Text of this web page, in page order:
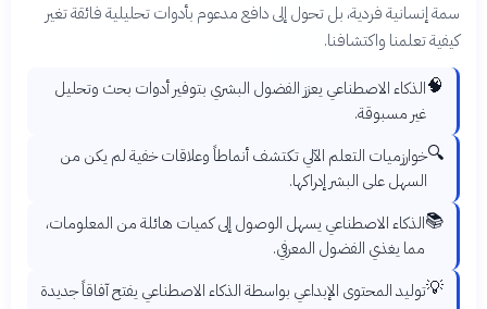
سمة إنسانية فردية، بل تحول إلى دافع مدعوم بأدوات تحليلية فائقة تغير
كيفية تعلمنا واكتشافنا.
🧠الذكاء الاصطناعي يعزز الفضول البشري بتوفير أدوات بحث وتحليل
غير مسبوقة.
🔍خوارزميات التعلم الآلي تكتشف أنماطاً وعلاقات خفية لم يكن من
السهل على البشر إدراكها.
📚الذكاء الاصطناعي يسهل الوصول إلى كميات هائلة من المعلومات،
مما يغذي الفضول المعرفي.
💡توليد المحتوى الإبداعي بواسطة الذكاء الاصطناعي يفتح آفاقاً جديدة